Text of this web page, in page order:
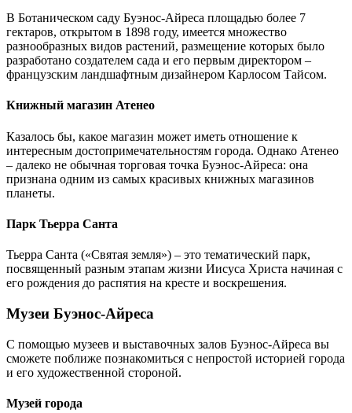
В Ботаническом саду Буэнос-Айреса площадью более 7
гектаров, открытом в 1898 году, имеется множество
разнообразных видов растений, размещение которых было
разработано создателем сада и его первым директором –
французским ландшафтным дизайнером Карлосом Тайсом.
Книжный магазин Атенео
Казалось бы, какое магазин может иметь отношение к
интересным достопримечательностям города. Однако Атенео
– далеко не обычная торговая точка Буэнос-Айреса: она
признана одним из самых красивых книжных магазинов
планеты.
Парк Тьерра Санта
Тьерра Санта («Святая земля») – это тематический парк,
посвященный разным этапам жизни Иисуса Христа начиная с
его рождения до распятия на кресте и воскрешения.
Музеи Буэнос-Айреса
С помощью музеев и выставочных залов Буэнос-Айреса вы
сможете поближе познакомиться с непростой историей города
и его художественной стороной.
Музей города